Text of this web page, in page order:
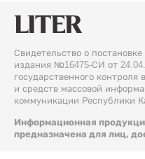
Свидетельство о
издания №16475-СИ от
государственного
и средств массовой
коммуникации Республики
Информационная
предназначена для лиц,